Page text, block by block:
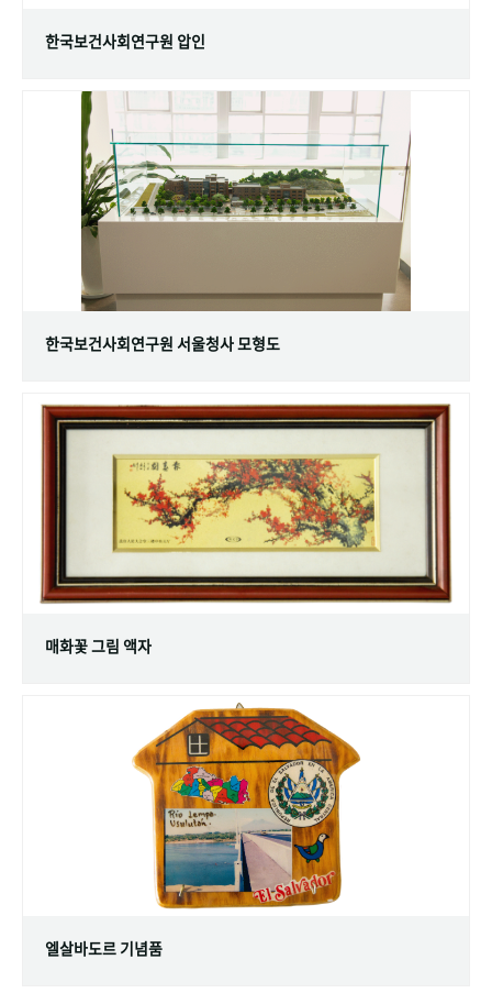
한국보건사회연구원 압인
한국보건사회연구원 서울청사 모형도
매화꽃 그림 액자
엘살바도르 기념품